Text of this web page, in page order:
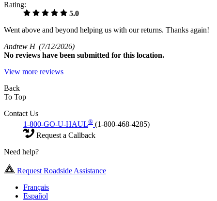
Rating:
5.0
Went above and beyond helping us with our returns. Thanks again!
Andrew H (7/12/2026)
No reviews have been submitted for this location.
View more reviews
Back
To Top
Contact Us
1-800-GO-U-HAUL® (1-800-468-4285)
Request a Callback
Need help?
Request Roadside Assistance
Français
Español